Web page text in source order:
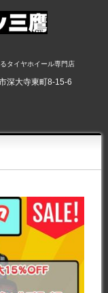
タイヤホイール専門店
深大寺東町8-15-6